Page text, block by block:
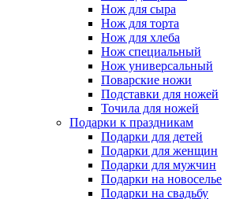
Нож для сыра
Нож для торта
Нож для хлеба
Нож специальный
Нож универсальный
Поварские ножи
Подставки для ножей
Точила для ножей
Подарки к праздникам
Подарки для детей
Подарки для женщин
Подарки для мужчин
Подарки на новоселье
Подарки на свадьбу